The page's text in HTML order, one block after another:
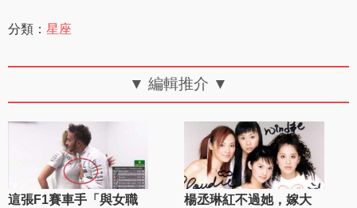
分類： 星座
▼ 編輯推介 ▼
這張F1賽車手「與女職
楊丞琳紅不過她，嫁大